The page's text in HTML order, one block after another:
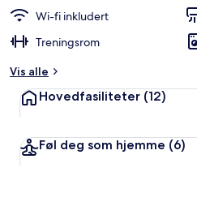
Wi-fi inkludert
Treningsrom
Vis alle
Hovedfasiliteter (12)
Føl deg som hjemme (6)